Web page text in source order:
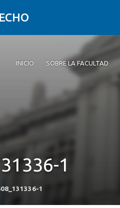
INICIO SOBRE LA FACULTAD
1
1